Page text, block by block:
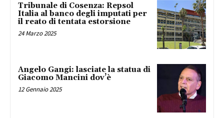
Tribunale di Cosenza: Repsol
Italia al banco degli imputati per
il reato di tentata estorsione
24 Marzo 2025
Angelo Gangi: lasciate la statua di
Giacomo Mancini dov’è
12 Gennaio 2025